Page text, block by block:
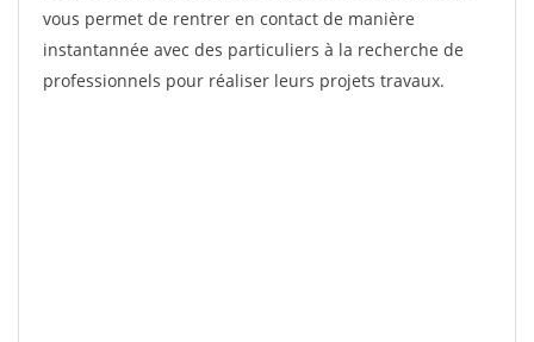
vous permet de rentrer en contact de manière
instantannée avec des particuliers à la recherche de
professionnels pour réaliser leurs projets travaux.